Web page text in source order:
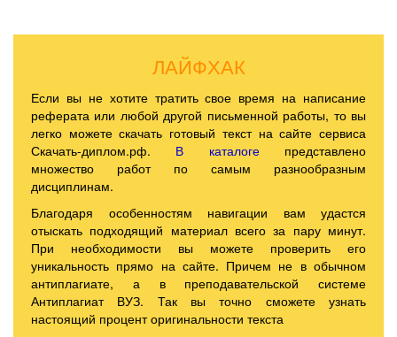
ЛАЙФХАК
Если вы не хотите тратить свое время на написание
реферата или любой другой письменной работы, то вы
легко можете скачать готовый текст на сайте сервиса
Скачать-диплом.рф. В каталогепредставлено
множество работ по самым разнообразным
дисциплинам.
Благодаря особенностям навигации вам удастся
отыскать подходящий материал всего за пару минут.
При необходимости вы можете проверить его
уникальность прямо на сайте. Причем не в обычном
антиплагиате, а в преподавательской системе
Антиплагиат ВУЗ. Так вы точно сможете узнать
настоящий процент оригинальности текста